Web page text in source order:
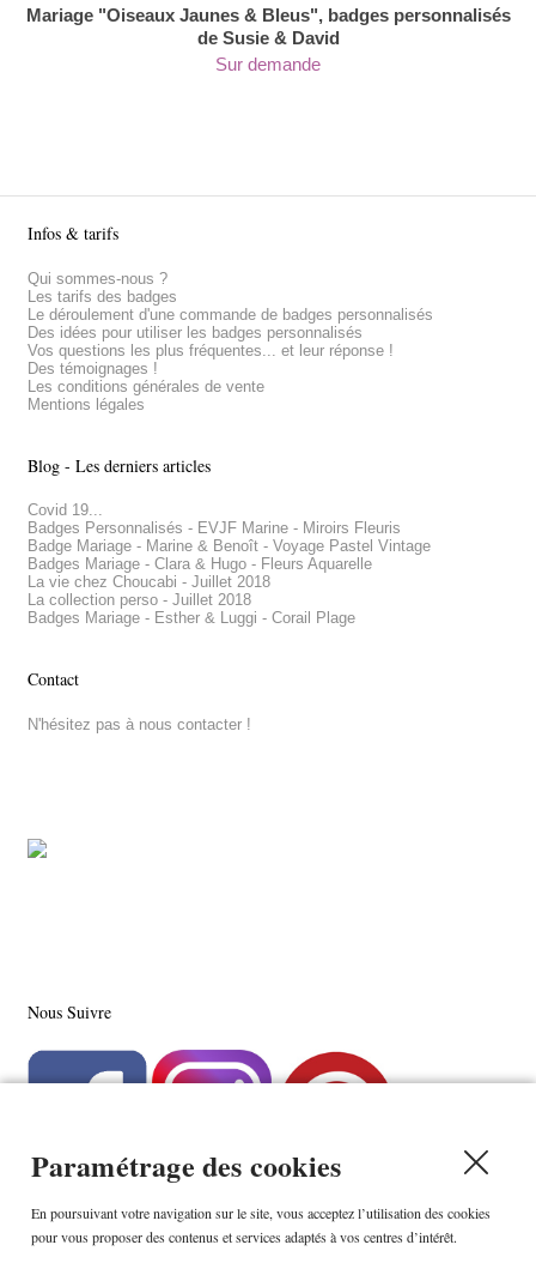
Mariage "Oiseaux Jaunes & Bleus", badges personnalisés
de Susie & David
Sur demande
Infos & tarifs
Qui sommes-nous ?
Les tarifs des badges
Le déroulement d'une commande de badges personnalisés
Des idées pour utiliser les badges personnalisés
Vos questions les plus fréquentes... et leur réponse !
Des témoignages !
Les conditions générales de vente
Mentions légales
Blog - Les derniers articles
Covid 19...
Badges Personnalisés - EVJF Marine - Miroirs Fleuris
Badge Mariage - Marine & Benoît - Voyage Pastel Vintage
Badges Mariage - Clara & Hugo - Fleurs Aquarelle
La vie chez Choucabi - Juillet 2018
La collection perso - Juillet 2018
Badges Mariage - Esther & Luggi - Corail Plage
Contact
N'hésitez pas à nous contacter !
Nous Suivre
Paramétrage des cookies
En poursuivant votre navigation sur le site, vous acceptez l’utilisation des cookies
pour vous proposer des contenus et services adaptés à vos centres d’intérêt.